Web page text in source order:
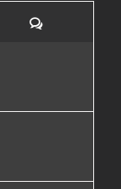
Comments